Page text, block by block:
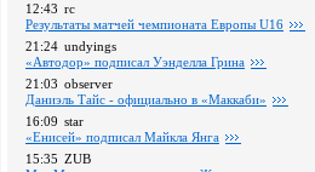
12:43 rc
Pезультаты матчей чемпионата Европы U16
21:24 undyings
«Автодор» подписал Уэнделла Грина
21:03 observer
Даниэль Тайс - официально в «Маккаби»
16:09 star
«Енисей» подписал Майкла Янга
15:35 ZUB